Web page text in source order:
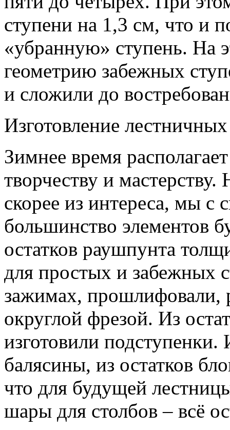
ступени на 1,3 см, что и
«убранную» ступень. На
геометрию забежных
и сложили до
Изготовление
Зимнее время
творчеству и
скорее из интереса, мы с
большинство элементов
остатков раушпунта
для простых и забежных
зажимах, прошлифовали,
округлой фрезой. Из
изготовили
балясины, из остатков
что для будущей
шары для столбов – всё